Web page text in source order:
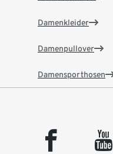
Damenkleider
Damenpullover
Damensporthosen
facebook youtube